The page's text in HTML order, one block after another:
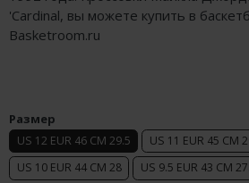
'Cardinal, вы можете купить в
Basketroom.ru
Размер
US 12 EUR 46 CM 29.5
US 11 EUR 45 CM
US 10 EUR 44 CM 28
US 9.5 EUR 43 CM
Air Jordan 5
Air Jordan 10
Air Jordan 11
Nike Air Deldon
Nike ST
Nike GT